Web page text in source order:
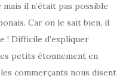
il n’était pas possible
Car on le sait bien, il
! Difficile d’expliquer
petits étonnement en
commerçants nous disent